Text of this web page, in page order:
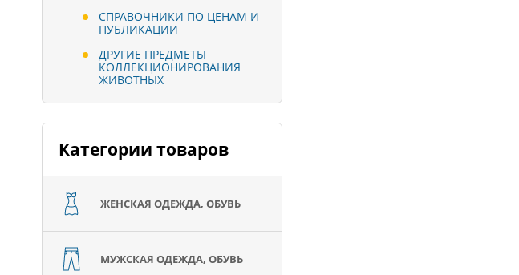
СПРАВОЧНИКИ ПО ЦЕНАМ И
ПУБЛИКАЦИИ
ДРУГИЕ ПРЕДМЕТЫ
КОЛЛЕКЦИОНИРОВАНИЯ
ЖИВОТНЫХ
Категории товаров
ЖЕНСКАЯ ОДЕЖДА, ОБУВЬ
МУЖСКАЯ ОДЕЖДА, ОБУВЬ